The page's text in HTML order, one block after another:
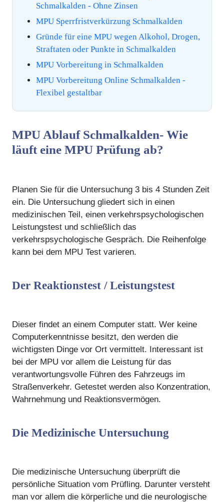
Schmalkalden - Ohne Zinsen
MPU Sperrfristverkürzung Schmalkalden
Gründe für eine MPU wegen Alkohol, Drogen,
Straftaten oder Punkte in Schmalkalden
MPU Vorbereitung in Schmalkalden
MPU Vorbereitung Online Schmalkalden -
Flexibel gestaltbar
MPU Ablauf Schmalkalden- Wie
läuft eine MPU Prüfung ab?
Planen Sie für die Untersuchung 3 bis 4 Stunden Zeit
ein. Die Untersuchung gliedert sich in einen
medizinischen Teil, einen verkehrspsychologischen
Leistungstest und schließlich das
verkehrspsychologische Gespräch. Die Reihenfolge
kann bei dem MPU Test varieren.
Der Reaktionstest / Leistungstest
Dieser findet an einem Computer statt. Wer keine
Computerkenntnisse besitzt, den werden die
wichtigsten Dinge vor Ort vermittelt. Interessant ist
bei der MPU vor allem die Leistung für das
verantwortungsvolle Führen des Fahrzeugs im
Straßenverkehr. Getestet werden also Konzentration,
Wahrnehmung und Reaktionsvermögen.
Die Medizinische Untersuchung
Die medizinische Untersuchung überprüft die
persönliche Situation vom Prüfling. Darunter versteht
man vor allem die körperliche und die neurologische